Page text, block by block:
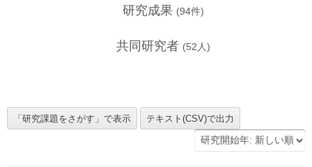
研究成果 (94件)
共同研究者 (52 人)